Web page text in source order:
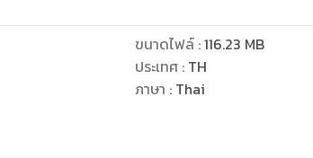
ขนาดไฟล์:116.23 MB
ประเทศ : TH
ภาษา : Thai